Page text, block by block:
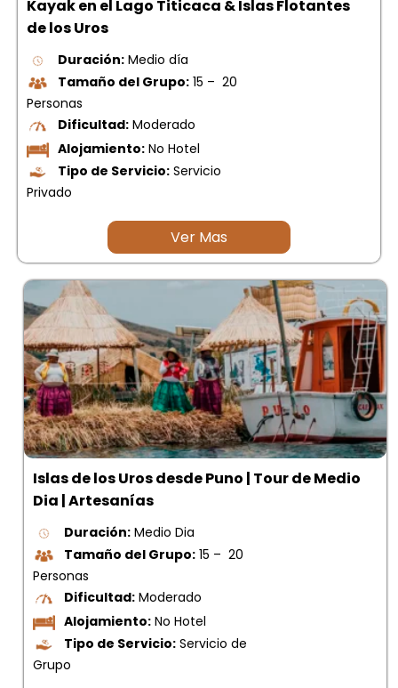
picchu
Tour de lujo Cusco 8 dias
Machupicchu + Hotel 4*
Tour Tiahuanaco desde Puno 1 día-
Puerta del Sol & Bolivia
Tour Uros Taquile 1 día | Salidas
desde Puno
Kayak en el Lago Titicaca & Islas Flotantes
de los Uros
Duración: Medio día
Tamaño del Grupo: 15 – 20
Personas
Dificultad: Moderado
Alojamiento: No Hotel
Tipo de Servicio: Servicio
Privado
Ver Mas
Islas de los Uros desde Puno | Tour de Medio
Dia | Artesanías
Duración: Medio Dia
Tamaño del Grupo: 15 – 20
Personas
Dificultad: Moderado
Alojamiento: No Hotel
Tipo de Servicio: Servicio de
Grupo